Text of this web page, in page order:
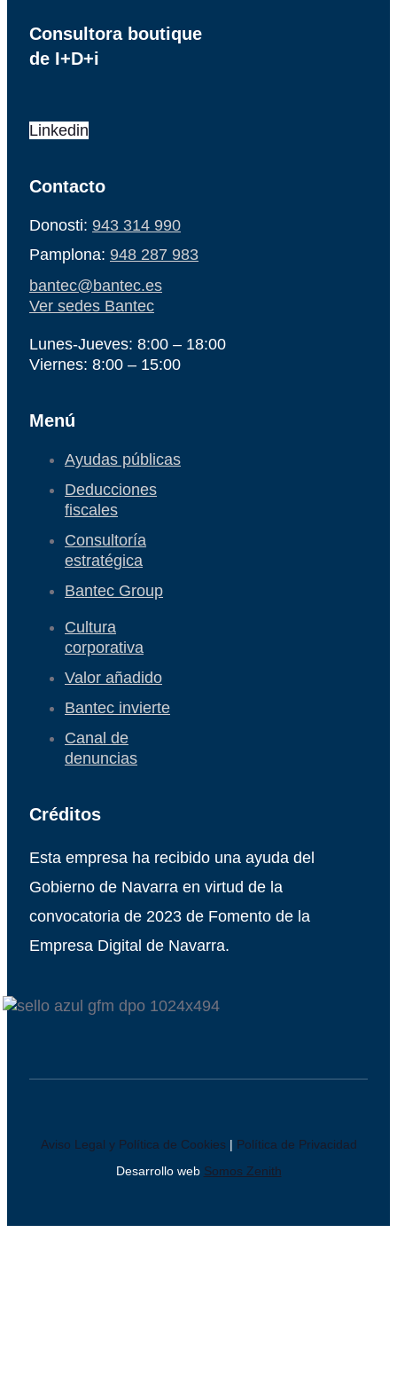
Consultora boutique
de I+D+i
Linkedin
Contacto
Donosti: 943 314 990
Pamplona: 948 287 983
bantec@bantec.es
Ver sedes Bantec
Lunes-Jueves: 8:00 – 18:00
Viernes: 8:00 – 15:00
Menú
Ayudas públicas
Deducciones
fiscales
Consultoría
estratégica
Bantec Group
Cultura
corporativa
Valor añadido
Bantec invierte
Canal de
denuncias
Créditos
Esta empresa ha recibido una ayuda del
Gobierno de Navarra en virtud de la
convocatoria de 2023 de Fomento de la
Empresa Digital de Navarra.
Aviso Legal y Política de Cookies | Política de Privacidad
Desarrollo web Somos Zenith